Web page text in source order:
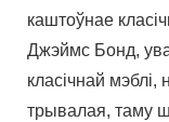
каштоўнае
Джэймс Бонд,
класічнай мэблі,
трывалая, таму